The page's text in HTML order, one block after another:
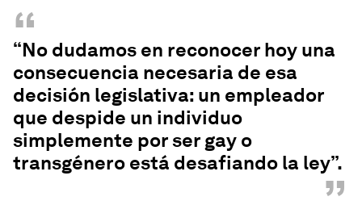
“
“No dudamos en reconocer hoy una
consecuencia necesaria de esa
decisión legislativa: un empleador
que despide un individuo
simplemente por ser gay o
transgénero está desafiando la ley”.